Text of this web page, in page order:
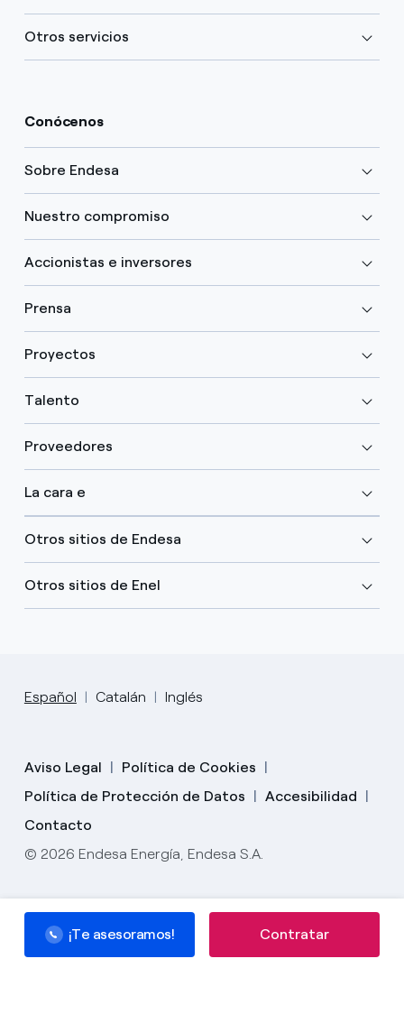
¡Te asesoramos!
¡Te asesoramos! Contratar
Otros servicios
Conócenos
Sobre Endesa
Nuestro compromiso
Accionistas e inversores
Prensa
Proyectos
Talento
Proveedores
La cara e
Otros sitios de Endesa
Otros sitios de Enel
Español Catalán Inglés
Aviso Legal
Política de Cookies
Política de Protección de Datos
Accesibilidad
Contacto
© 2026 Endesa Energía, Endesa S.A.